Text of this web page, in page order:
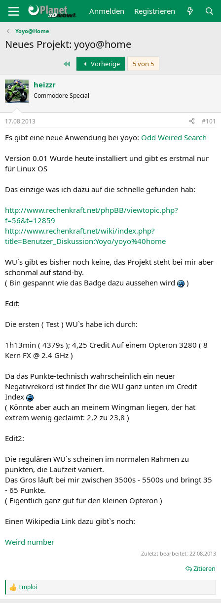
Anmelden Registrieren
Yoyo@Home
Neues Projekt: yoyo@home
Erste Vorherige 5 von 5
heizzr
Commodore Special
17.08.2013 #101
Es gibt eine neue Anwendung bei yoyo: Odd Weired Search
Version 0.01 Wurde heute installiert und gibt es erstmal nur
für Linux OS
Das einzige was ich dazu auf die schnelle gefunden hab:
http://www.rechenkraft.net/phpBB/viewtopic.php?
f=56&t=12859
http://www.rechenkraft.net/wiki/index.php?
title=Benutzer_Diskussion:Yoyo/yoyo%40home
WU`s gibt es bisher noch keine, das Projekt steht bei mir aber
schonmal auf stand-by.
( Bin gespannt wie das Badge dazu aussehen wird
)
Edit:
Die ersten ( Test ) WU`s habe ich durch:
1h13min ( 4379s ); 4,25 Credit Auf einem Opteron 3280 ( 8
Kern FX @ 2.4 GHz )
Da das Punkte-technisch wahrscheinlich ein neuer
Negativrekord ist findet Ihr die WU ganz unten im Credit
Index
( Könnte aber auch an meinem Wingman liegen, der hat
extrem wenig geclaimt: 2,2 zu 23,8 )
Edit2:
Die regulären WU`s scheinen im normalen Rahmen zu
punkten, die Laufzeit variiert.
Das Gros läuft bei mir zwischen 3500s - 5500s und bringt 35
- 65 Punkte.
( Eigentlich ganz gut für den kleinen Opteron )
Einen Wikipedia Link dazu gibt`s noch:
Weird number
Zuletzt bearbeitet: 22.08.2013
Zitieren
R
e
Emploi